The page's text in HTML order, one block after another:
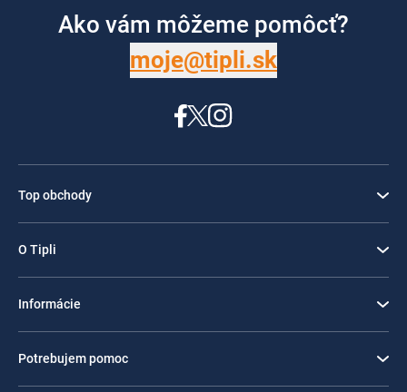
Ako vám môžeme pomôcť?
moje@tipli.sk
Top obchody
O Tipli
Informácie
Potrebujem pomoc